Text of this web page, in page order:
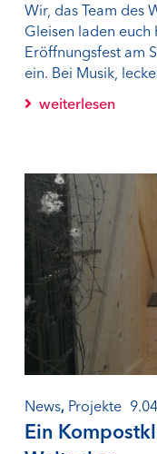
Wir, das Team des
Gleisen laden euch
Eröffnungsfest am
ein. Bei Musik,
weiterlesen
News, Projekte
Ein